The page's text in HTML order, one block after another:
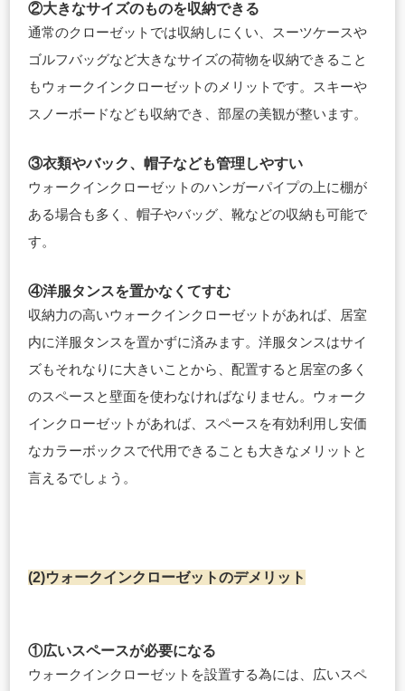
②大きなサイズのものを収納できる
通常のクローゼットでは収納しにくい、スーツケースや
ゴルフバッグなど大きなサイズの荷物を収納できること
もウォークインクローゼットのメリットです。スキーや
スノーボードなども収納でき、部屋の美観が整います。
③衣類やバック、帽子なども管理しやすい
ウォークインクローゼットのハンガーパイプの上に棚が
ある場合も多く、帽子やバッグ、靴などの収納も可能で
す。
④洋服タンスを置かなくてすむ
収納力の高いウォークインクローゼットがあれば、居室
内に洋服タンスを置かずに済みます。洋服タンスはサイ
ズもそれなりに大きいことから、配置すると居室の多く
のスペースと壁面を使わなければなりません。ウォーク
インクローゼットがあれば、スペースを有効利用し安価
なカラーボックスで代用できることも大きなメリットと
言えるでしょう。
(2)ウォークインクローゼットのデメリット
①広いスペースが必要になる
ウォークインクローゼットを設置する為には、広いスペ